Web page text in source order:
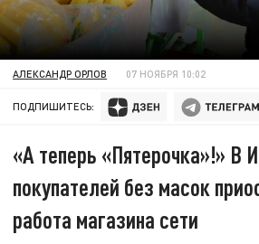
АЛЕКСАНДР ОРЛОВ 07 НОЯБРЯ 10:02
ПОДПИШИТЕСЬ:
«А теперь «Пятерочка»!» В
покупателей без масок
работа магазина сети